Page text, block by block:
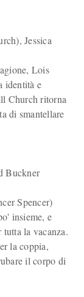
Jessica
Lois
identità e
Church ritorna
di smantellare
Buckner
Spencer)
insieme, e
la vacanza.
la coppia,
il corpo di